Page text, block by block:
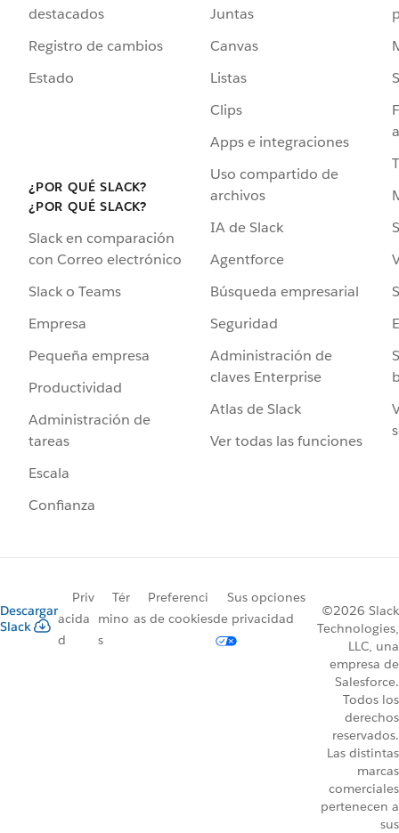
destacados
Registro de cambios
Estado
¿POR QUÉ SLACK?
¿POR QUÉ SLACK?
Slack en comparación
con Correo electrónico
Slack o Teams
Empresa
Pequeña empresa
Productividad
Administración de
tareas
Escala
Confianza
Juntas
Canvas
Listas
Clips
Apps e integraciones
Uso compartido de
archivos
IA de Slack
Agentforce
Búsqueda empresarial
Seguridad
Administración de
claves Enterprise
Atlas de Slack
Ver todas las funciones
Descargar
Slack
Priv
acida
d
Tér
mino
s
Preferenci
as de cookies
Sus opciones
de privacidad
©2026 Slack
Technologies,
LLC, una
empresa de
Salesforce.
Todos los
derechos
reservados.
Las distintas
marcas
comerciales
pertenecen a
sus